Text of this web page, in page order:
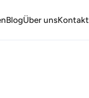
BlogÜber unsKontakt